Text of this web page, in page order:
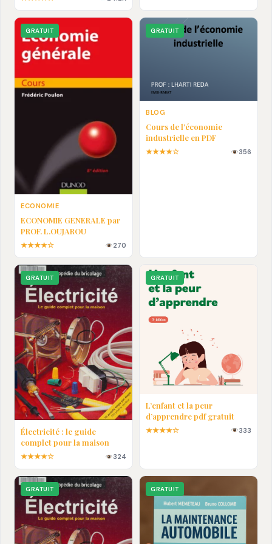
GRATUIT
ECONOMIE
ECONOMIE GENERALE par
PROF. L.OUJAROU
★★★★☆ 270
GRATUIT
BLOG
Cours de l’économie
industrielle en PDF
★★★★☆ 356
GRATUIT
Électricité : le guide
complet pour la maison
★★★★☆ 324
GRATUIT
L’enfant et la peur
d’apprendre pdf gratuit
★★★★☆ 333
GRATUIT GRATUIT